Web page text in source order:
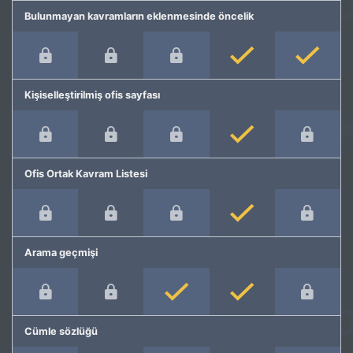
Bulunmayan kavramların eklenmesinde öncelik
Kişiselleştirilmiş ofis sayfası
Ofis Ortak Kavram Listesi
Arama geçmişi
Cümle sözlüğü